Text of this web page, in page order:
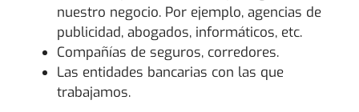
nuestro negocio. Por ejemplo, agencias de
publicidad, abogados, informáticos, etc.
Compañías de seguros, corredores.
Las entidades bancarias con las que
trabajamos.